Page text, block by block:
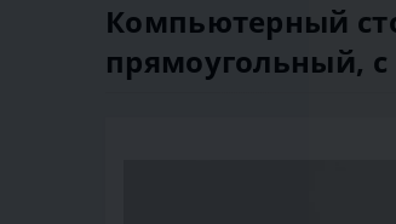
Компьютерный
прямоугольный,